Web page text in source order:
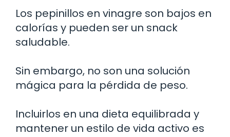
Los pepinillos en vinagre son bajos en
calorías y pueden ser un snack
saludable.
Sin embargo, no son una solución
mágica para la pérdida de peso.
Incluirlos en una dieta equilibrada y
mantener un estilo de vida activo es